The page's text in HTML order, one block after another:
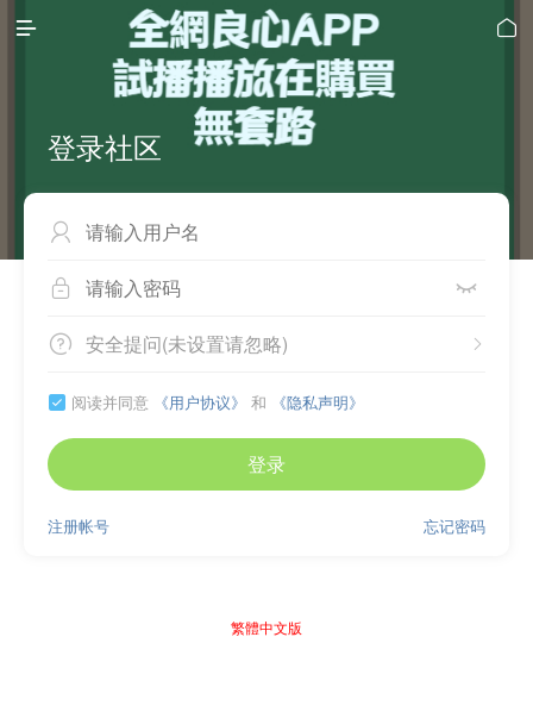
 
登录社区

 
 
安全提问(未设置请忽略)
 阅读并同意 《用户协议》 和 《隐私声明》
登录
忘记密码
注册帐号
繁體中文版